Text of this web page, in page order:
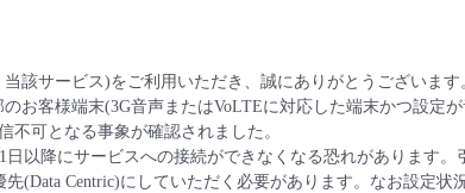
該サービス)をご利用いただき、誠にありがとうございます
お客様端末(3G音声またはVoLTEに対応した端末かつ設定
不可となる事象が確認されました。
以降にサービスへの接続ができなくなる恐れがあります。
(Data Centric)にしていただく必要があります。なお設定状